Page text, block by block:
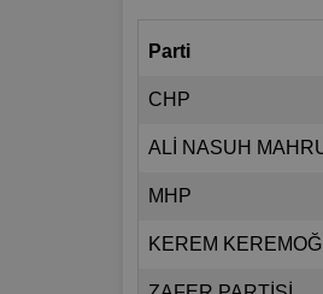
Parti
CHP
ALİ NASUH
MHP
KEREM